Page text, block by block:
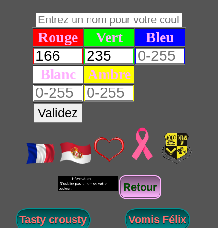
Rouge Vert Bleu
Blanc Ambre
Validez
Retour
Tasty crousty
Vomis Félix